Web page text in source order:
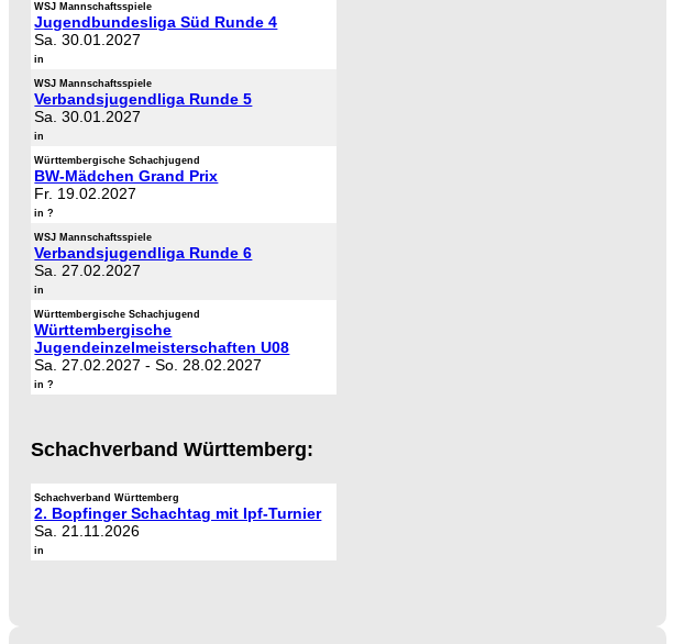
WSJ Mannschaftsspiele
Jugendbundesliga Süd Runde 4
Sa. 30.01.2027
in
WSJ Mannschaftsspiele
Verbandsjugendliga Runde 5
Sa. 30.01.2027
in
Württembergische Schachjugend
BW-Mädchen Grand Prix
Fr. 19.02.2027
in ?
WSJ Mannschaftsspiele
Verbandsjugendliga Runde 6
Sa. 27.02.2027
in
Württembergische Schachjugend
Württembergische
Jugendeinzelmeisterschaften U08
Sa. 27.02.2027 -So. 28.02.2027
in ?
Schachverband Württemberg:
Schachverband Württemberg
2. Bopfinger Schachtag mit Ipf-Turnier
Sa. 21.11.2026
in